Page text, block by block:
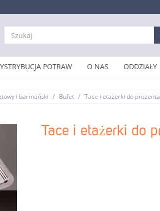
POTRAW O NAS ODDZIAŁY
i barmański / Bufet / Tace i etażerki do
Tace i etażerki do